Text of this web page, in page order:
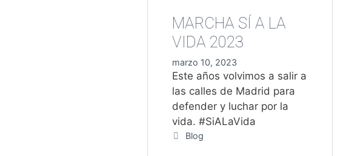
MARCHA SÍ A LA
VIDA 2023
marzo 10, 2023
Este años volvimos a salir a
las calles de Madrid para
defender y luchar por la
vida. #SiALaVida
Categorías
Blog